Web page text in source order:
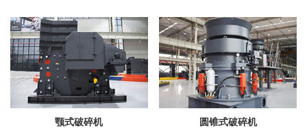
颚式破碎机 圆锥式破碎机